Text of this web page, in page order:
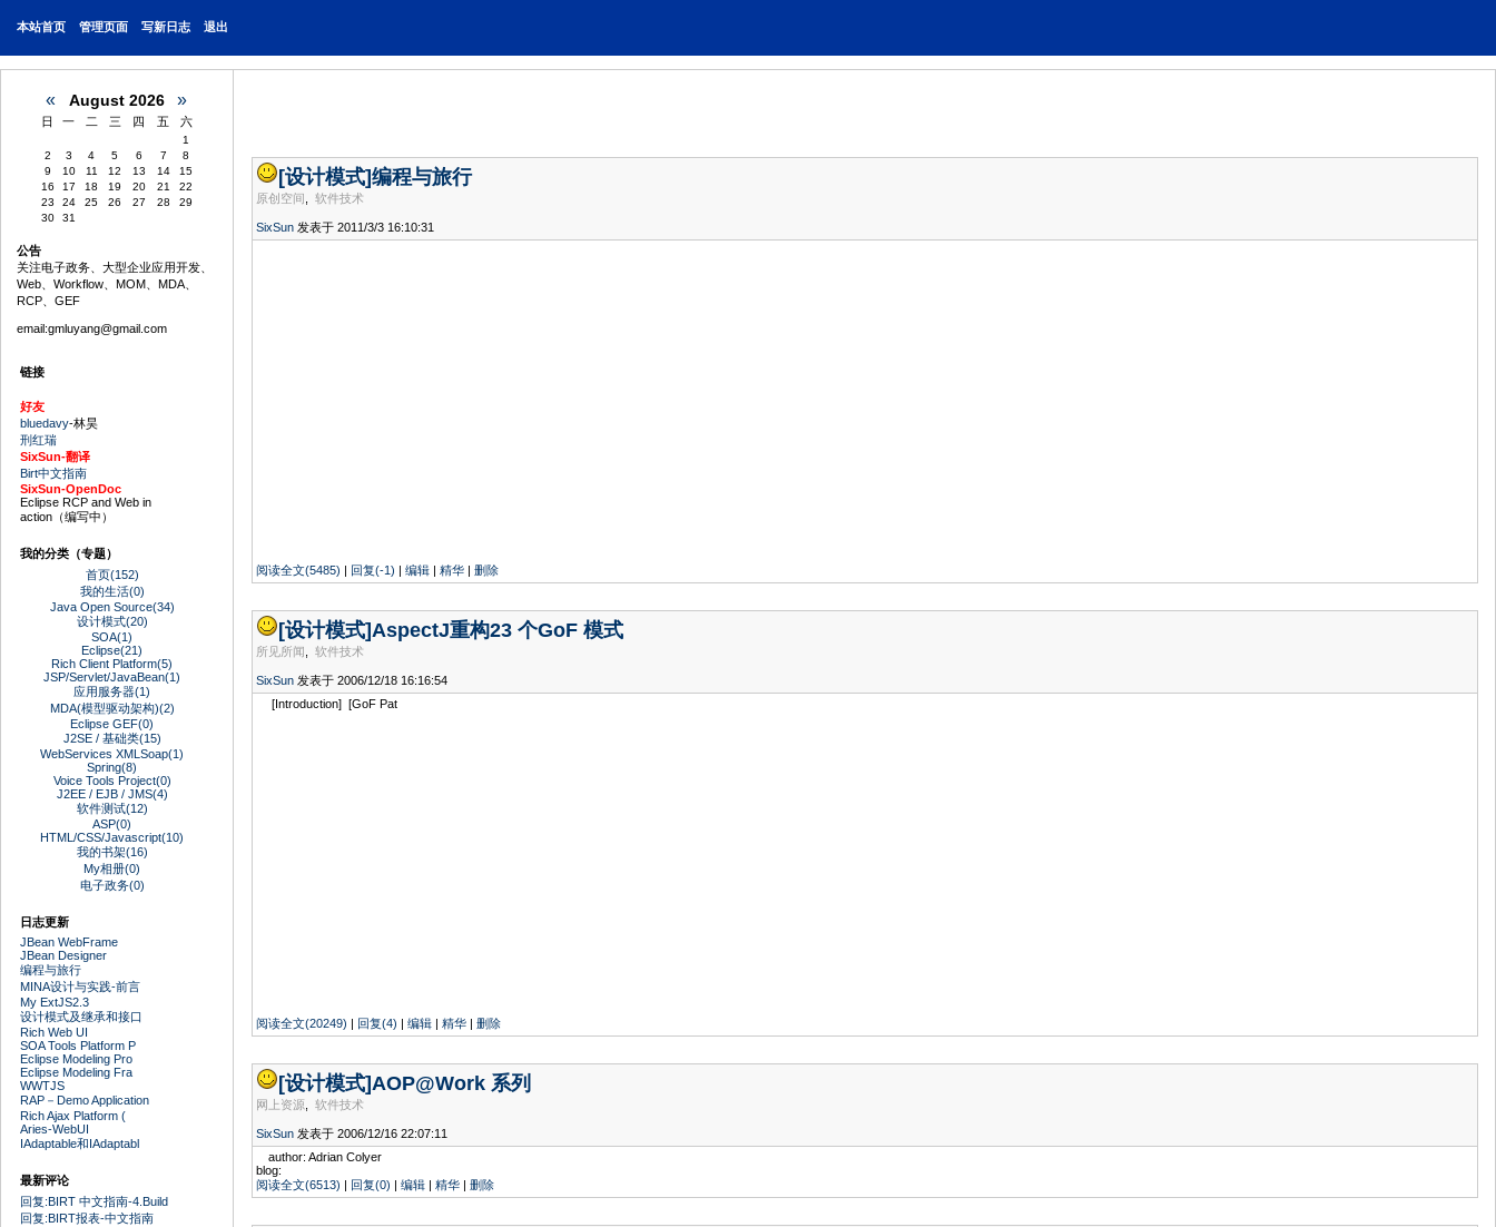
本站首页 管理页面 写新日志 退出
« August 2026 »
日 一 二 三 四 五 六
1
2
3 4 5 6 7
8
9
10 11 12 13 14
15
16
17 18 19 20 21
22
23
24 25 26 27 28
29
30
31
公告
关注电子政务、大型企业应用开发、
Web、Workflow、MOM、MDA、
RCP、GEF
email:gmluyang@gmail.com
链接
好友
bluedavy-林昊
刑红瑞
SixSun-翻译
Birt中文指南
SixSun-OpenDoc
Eclipse RCP and Web in
action（编写中）
我的分类（专题）
首页(152)
我的生活(0)
Java Open Source(34)
设计模式(20)
SOA(1)
Eclipse(21)
Rich Client Platform(5)
JSP/Servlet/JavaBean(1)
应用服务器(1)
MDA(模型驱动架构)(2)
Eclipse GEF(0)
J2SE / 基础类(15)
WebServices XMLSoap(1)
Spring(8)
Voice Tools Project(0)
J2EE / EJB / JMS(4)
软件测试(12)
ASP(0)
HTML/CSS/Javascript(10)
我的书架(16)
My相册(0)
电子政务(0)
日志更新
JBean WebFrame
JBean Designer
编程与旅行
MINA设计与实践-前言
My ExtJS2.3
设计模式及继承和接口
Rich Web UI
SOA Tools Platform P
Eclipse Modeling Pro
Eclipse Modeling Fra
WWTJS
RAP－Demo Application
Rich Ajax Platform (
Aries-WebUI
IAdaptable和IAdaptabl
最新评论
回复:BIRT 中文指南-4.Build
回复:BIRT报表-中文指南
[设计模式]编程与旅行
原创空间 软件技术
SixSun发表于 2011/3/3 16:10:31
阅读全文(5485) | 回复(-1) | 编辑| 精华| 删除
[设计模式]AspectJ重构23 个GoF 模式
所见所闻 软件技术
SixSun发表于 2006/12/18 16:16:54
[Introduction] [GoF Pat
阅读全文(20249) | 回复(4) | 编辑| 精华| 删除
[设计模式]AOP@Work 系列
网上资源, 软件技术
SixSun发表于 2006/12/16 22:07:11
author: Adrian Colyer
blog:
阅读全文(6513) | 回复(0) | 编辑| 精华| 删除